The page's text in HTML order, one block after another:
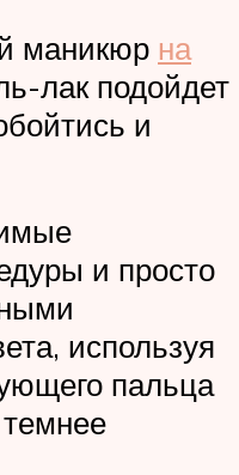
маникюр на
лак подойдет
и
и просто
используя
пальца